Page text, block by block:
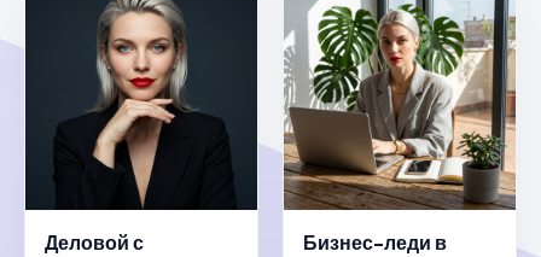
Деловой с
Бизнес-леди в